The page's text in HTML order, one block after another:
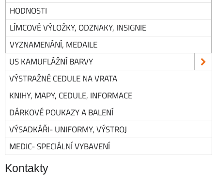
HODNOSTI
LÍMCOVÉ VÝLOŽKY, ODZNAKY, INSIGNIE
VYZNAMENÁNÍ, MEDAILE
US KAMUFLÁŽNÍ BARVY
VÝSTRAŽNÉ CEDULE NA VRATA
KNIHY, MAPY, CEDULE, INFORMACE
DÁRKOVÉ POUKAZY A BALENÍ
VÝSADKÁŘI- UNIFORMY, VÝSTROJ
MEDIC- SPECIÁLNÍ VYBAVENÍ
Kontakty